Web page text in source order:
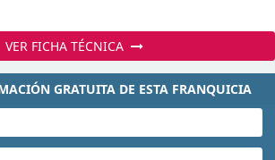
VER FICHA TÉCNICA
GRATUITA DE ESTA FRANQUICIA